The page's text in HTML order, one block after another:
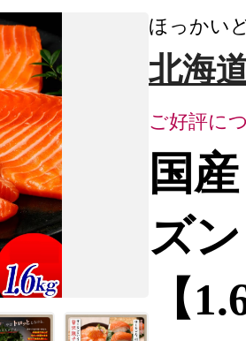
ほっかい
北海
ご好評に
国
ズ
【